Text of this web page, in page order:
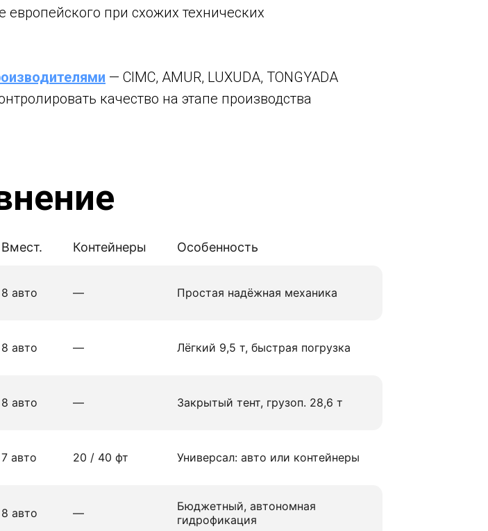
европейского при схожих технических
— CIMC, AMUR, LUXUDA, TONGYADA
качество на этапе производства
Вмест. Контейнеры Особенность
8 авто — Простая надёжная механика
8 авто — Лёгкий 9,5 т, быстрая погрузка
8 авто — Закрытый тент, грузоп. 28,6 т
7 авто 20 / 40 фт Универсал: авто или контейнеры
8 авто —
Бюджетный, автономная
гидрофикация